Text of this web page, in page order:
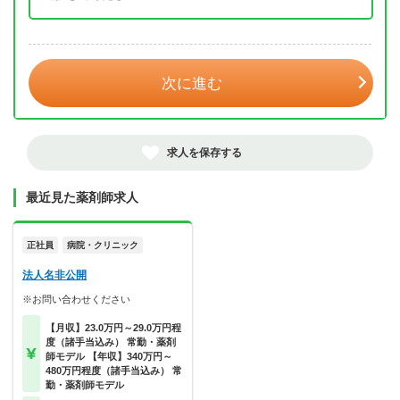
次に進む
求人を保存する
最近見た薬剤師求人
正社員 病院・クリニック
法人名非公開
※お問い合わせください
【月収】23.0万円～29.0万円程
度（諸手当込み） 常勤・薬剤
師モデル 【年収】340万円～
480万円程度（諸手当込み） 常
勤・薬剤師モデル